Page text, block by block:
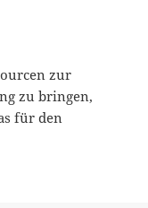
zur
zu bringen,
für den